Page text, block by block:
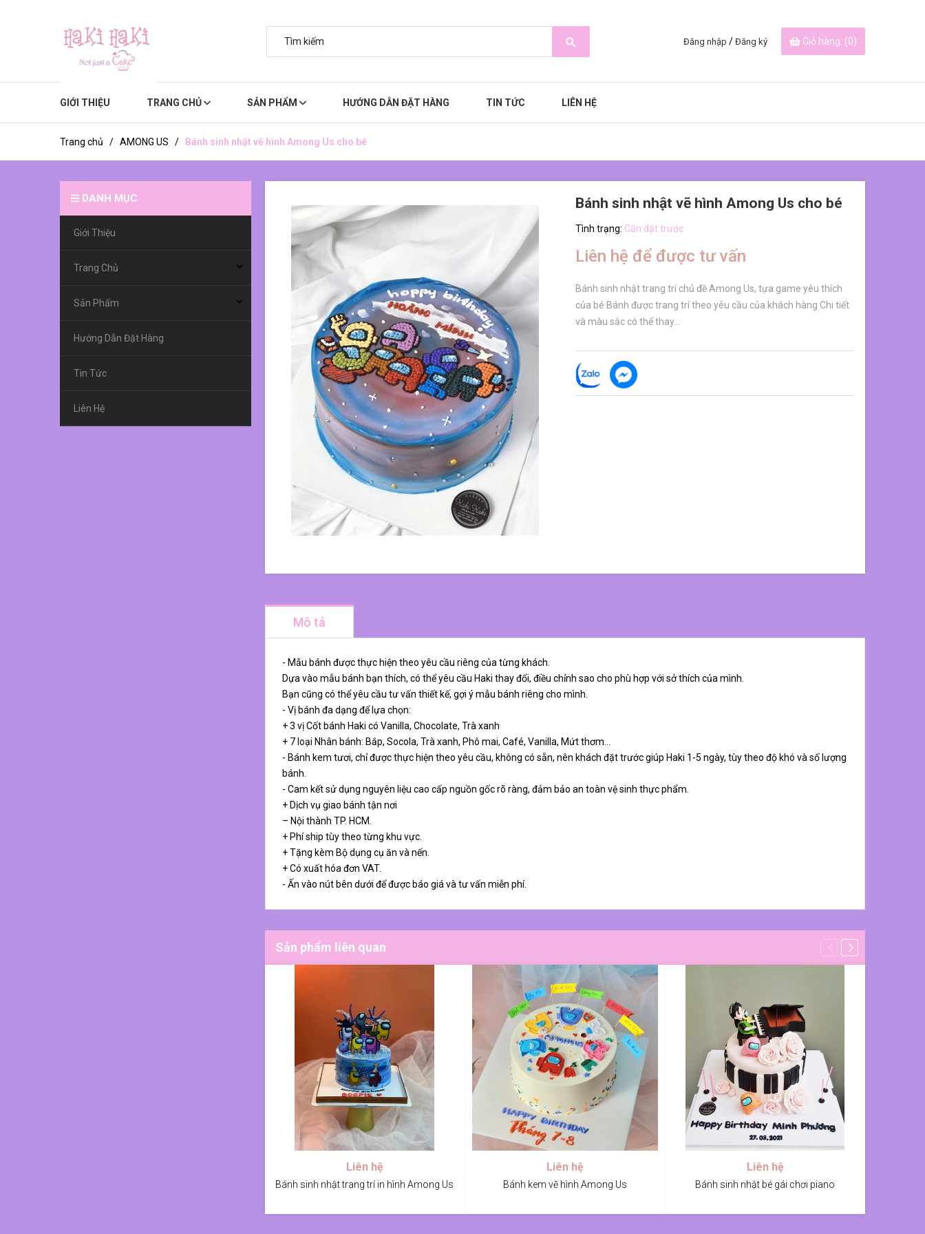
Đăng nhập / Đăng ký Giỏ hàng: (0)
GIỚI THIỆU TRANG CHỦ SẢN PHẨM HƯỚNG DẪN ĐẶT HÀNG TIN TỨC LIÊN HỆ
Trang chủ / AMONG US / Bánh sinh nhật vẽ hình Among Us cho bé
Bánh sinh nhật vẽ hình Among Us cho bé
Tình trạng: Cần đặt trước
Liên hệ để được tư vấn
Bánh sinh nhật trang trí chủ đề Among Us, tựa game yêu thích
của bé Bánh được trang trí theo yêu cầu của khách hàng Chi tiết
và màu sắc có thể thay...
Mô tả
- Mẫu bánh được thực hiện theo yêu cầu riêng của từng khách.
Dựa vào mẫu bánh bạn thích, có thể yêu cầu Haki thay đổi, điều chỉnh sao cho phù hợp với sở thích của mình.
Bạn cũng có thể yêu cầu tư vấn thiết kế, gợi ý mẫu bánh riêng cho mình.
- Vị bánh đa dạng để lựa chọn:
+ 3 vị Cốt bánh Haki có Vanilla, Chocolate, Trà xanh
+ 7 loại Nhân bánh: Bắp, Socola, Trà xanh, Phô mai, Café, Vanilla, Mứt thơm…
- Bánh kem tươi, chỉ được thực hiện theo yêu cầu, không có sẵn, nên khách đặt trước giúp Haki 1-5 ngày, tùy theo độ khó và số lượng
bánh.
- Cam kết sử dụng nguyên liệu cao cấp nguồn gốc rõ ràng, đảm bảo an toàn vệ sinh thực phẩm.
+ Dịch vụ giao bánh tận nơi
– Nội thành TP. HCM.
+ Phí ship tùy theo từng khu vực.
+ Tặng kèm Bộ dụng cụ ăn và nến.
+ Có xuất hóa đơn VAT.
- Ấn vào nút bên dưới để được báo giá và tư vấn miễn phí.
Sản phẩm liên quan
Liên hệ
Bánh sinh nhật trang trí in hình Among Us
Liên hệ
Bánh kem vẽ hình Among Us
Liên hệ
Bánh sinh nhật bé gái chơi piano
DANH MỤC
Giới Thiệu
Trang Chủ
Sản Phẩm
Hướng Dẫn Đặt Hàng
Tin Tức
Liên Hệ